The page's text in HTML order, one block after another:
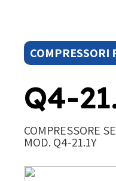
COMPRESSORI
Q4-
COMPRESSORE
MOD. Q4-21.1Y